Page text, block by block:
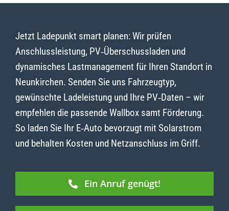
Jetzt Ladepunkt smart planen: Wir prüfen
Anschlussleistung, PV‑Überschussladen und
dynamisches Lastmanagement für Ihren Standort in
Neunkirchen. Senden Sie uns Fahrzeugtyp,
gewünschte Ladeleistung und Ihre PV‑Daten – wir
empfehlen die passende Wallbox samt Förderung.
So laden Sie Ihr E‑Auto bevorzugt mit Solarstrom
und behalten Kosten und Netzanschluss im Griff.
Ein Anruf genügt!